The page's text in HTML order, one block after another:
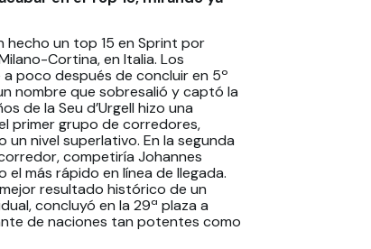
hecho un top 15 en Sprint por
Cortina, en Italia. Los
poco después de concluir en 5º
nombre que sobresalió y captó la
de la Seu d’Urgell hizo una
primer grupo de corredores,
un nivel superlativo. En la segunda
competiría Johannes
el más rápido en línea de llegada.
resultado histórico de un
concluyó en la 29ª plaza a
de naciones tan potentes como